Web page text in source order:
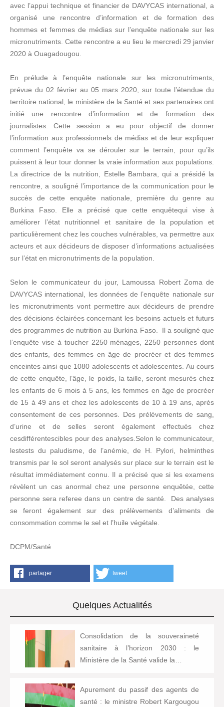
avec l’appui technique et financier de DAVYCAS international, a
organisé une rencontre d’information et de formation des
hommes et femmes de médias sur l’enquête nationale sur les
micronutriments. Cette rencontre a eu lieu le mercredi 29 janvier
2020 à Ouagadougou.
En prélude à l’enquête nationale sur les micronutriments,
prévue du 02 février au 05 mars 2020, sur toute l’étendue du
territoire national, le ministère de la Santé et ses partenaires ont
initié une rencontre d’information et de formation des
journalistes. Cette session a eu pour objectif de donner
l’information aux professionnels de médias et de leur expliquer
comment l’enquête va se dérouler sur le terrain, pour qu’ils
puissent à leur tour donner la vraie information aux populations.
La directrice de la nutrition, Estelle Bambara, qui a présidé la
rencontre, a souligné l’importance de la communication pour le
succès de cette enquête nationale, première du genre au
Burkina Faso. Elle a précisé que cette enquêtequi vise à
améliorer l’état nutritionnel et sanitaire de la population et
particulièrement chez les couches vulnérables, va permettre aux
acteurs et aux décideurs de disposer d’informations actualisées
sur l’état en micronutriments de la population.
Selon le communicateur du jour, Lamoussa Robert Zoma de
DAVYCAS international, les données de l’enquête nationale sur
les micronutriments vont permettre aux décideurs de prendre
des décisions éclairées concernant les besoins actuels et futurs
des programmes de nutrition au Burkina Faso. Il a souligné que
l’enquête vise à toucher 2250 ménages, 2250 personnes dont
des enfants, des femmes en âge de procréer et des femmes
enceintes ainsi que 1080 adolescents et adolescentes. Au cours
de cette enquête, l’âge, le poids, la taille, seront mesurés chez
les enfants de 6 mois à 5 ans, les femmes en âge de procréer
de 15 à 49 ans et chez les adolescents de 10 à 19 ans, après
consentement de ces personnes. Des prélèvements de sang,
d’urine et de selles seront également effectués chez
cesdifférentescibles pour des analyses.Selon le communicateur,
lestests du paludisme, de l’anémie, de H. Pylori, helminthes
transmis par le sol seront analysés sur place sur le terrain est le
résultat immédiatement connu. Il a précisé que si les examens
révèlent un cas anormal chez une personne enquêtée, cette
personne sera referee dans un centre de santé. Des analyses
se feront également sur des prélèvements d’aliments de
consommation comme le sel et l’huile végétale.
DCPM/Santé
partager tweet
Quelques Actualités
Consolidation de la souveraineté
sanitaire à l’horizon 2030 : le
Ministère de la Santé valide la…
Apurement du passif des agents de
santé : le ministre Robert Kargougou